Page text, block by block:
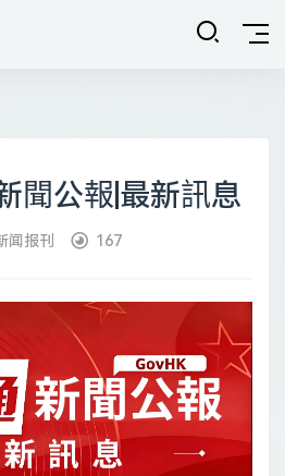
聞公報|最新訊息
闻报刊 167